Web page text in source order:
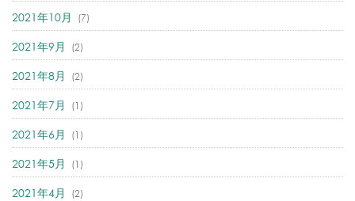
2021年10月 (7)
2021年9月 (2)
2021年8月 (2)
2021年7月 (1)
2021年6月 (1)
2021年5月 (1)
2021年4月 (2)